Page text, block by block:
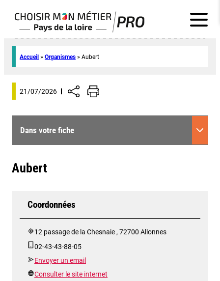
Accueil » Organismes » Aubert
21/07/2026
Dans votre fiche
Aubert
Coordonnées
12 passage de la Chesnaie , 72700 Allonnes
02-43-43-88-05
Envoyer un email
Consulter le site internet